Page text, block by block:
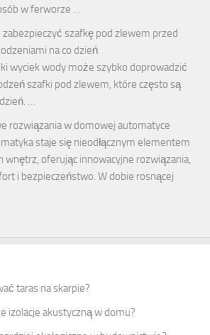
w ferworze …
zabezpieczyć szafkę pod zlewem przed
na co dzień
wyciek wody może szybko doprowadzić
szafki pod zlewem, które często są
…
rozwiązania w domowej automatyce
staje się nieodłącznym elementem
wnętrz, oferując innowacyjne rozwiązania,
i bezpieczeństwo. W dobie rosnącej
taras na skarpie?
izolacje akustyczną w domu?